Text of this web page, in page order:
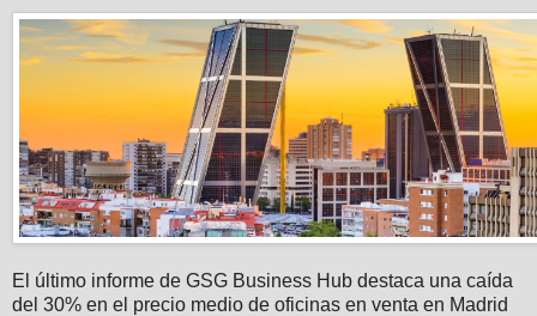
El último informe de GSG Business Hub destaca una caída
del 30% en el precio medio de oficinas en venta en Madrid